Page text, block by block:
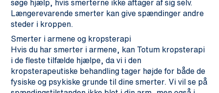
søge hjælp, hvis smerterne ikke aftager af sig selv.
Længerevarende smerter kan give spændinger andre
steder i kroppen.
Smerter i armene og kropsterapi
Hvis du har smerter i armene, kan Totum kropsterapi
i de fleste tilfælde hjælpe, da vi i den
kropsterapeutiske behandling tager højde for både de
fysiske og psykiske grunde til dine smerter. Vi vil se på